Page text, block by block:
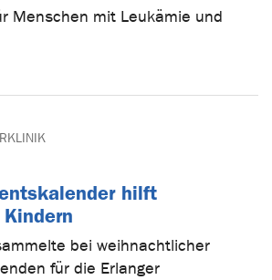
Menschen mit Leukämie und
hilft
bei weihnachtlicher
für die Erlanger